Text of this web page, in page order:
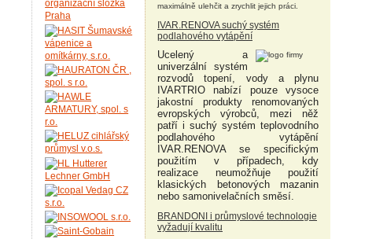
maximálně ulehčit a zrychlit jejich práci.
IVAR.RENOVA suchý systém
podlahového vytápění
Ucelený a
univerzální systém
rozvodů topení, vody a plynu
IVARTRIO nabízí pouze vysoce
jakostní produkty renomovaných
evropských výrobců, mezi něž
patří i suchý systém teplovodního
podlahového vytápění
IVAR.RENOVA se specifickým
použitím v případech, kdy
realizace neumožňuje použití
klasických betonových mazanin
nebo samonivelačních směsí.
BRANDONI i průmyslové technologie
vyžadují kvalitu